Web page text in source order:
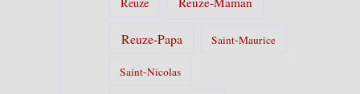
Reuze-Papa Saint-Maurice
Saint-Nicolas